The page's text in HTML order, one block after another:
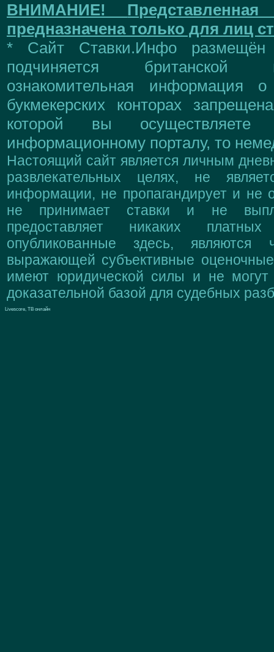
ВНИМАНИЕ!
предназначена только для лиц
* Сайт Ставки.Инфо размещён
подчиняется британской
ознакомительная информация
букмекерских конторах
которой вы
информационному порталу, то
Настоящий сайт является личным
развлекательных целях, не
информации, не пропагандирует и не
не принимает ставки и не
предоставляет никаких
опубликованные здесь, являются
выражающей субъективные
имеют юридической силы и не могут
доказательной базой для судебных
Livescore, ТВ онлайн